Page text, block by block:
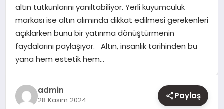
EĞITIM
altın tutkunlarını yanıltabiliyor. Yerli kuyumculuk
markası ise altın alımında dikkat edilmesi gerekenleri
açıklarken bunu bir yatırıma dönüştürmenin
faydalarını paylaşıyor. Altın, insanlık tarihinden bu
yana hem estetik hem…
admin
28 Kasım 2024 Paylaş